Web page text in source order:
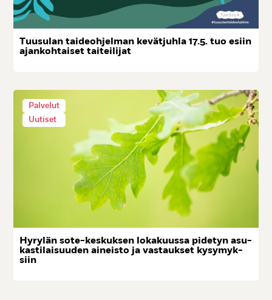
Tuu­su­lan tai­deoh­jel­man ke­vät­juh­la 17.5. tuo esiin
ajan­koh­tai­set tai­tei­li­jat
Palvelut
Uutiset
Hy­ry­län so­te-kes­kuk­sen lo­ka­kuus­sa pi­de­tyn asu­
kas­ti­lai­suu­den ai­neis­to ja vas­tauk­set ky­sy­myk­
siin